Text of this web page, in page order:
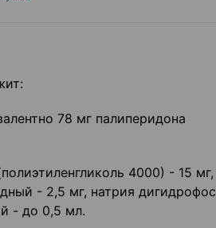
78 мг палиперидона
4000) - 15 мг,
- 2,5 мг, натрия
- до 0,5 мл.